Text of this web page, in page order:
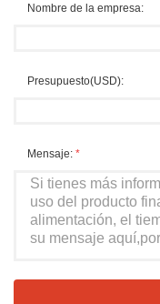
Nombre de la empresa:
Presupuesto(USD):
Mensaje: *